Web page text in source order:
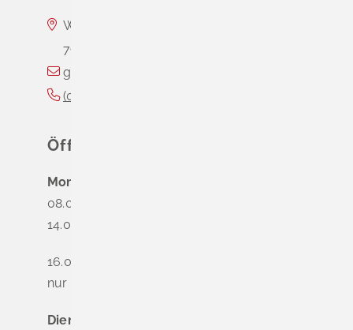
Wasserschloss Entenstein
79418
gemeinde@schliengen.de
(0
Öffnungszeiten
Montag
08.00 - 12.00 Uhr
14.00 - 16.00 Uhr
16.00 - 18.00 Uhr
nur nach Terminvereinbarung
Dienstag - Freitag